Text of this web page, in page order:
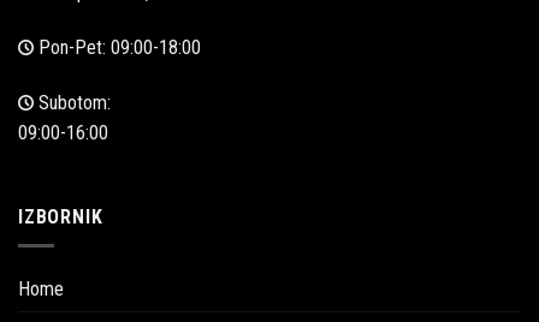
Pon-Pet: 09:00-18:00
Subotom:
09:00-16:00
IZBORNIK
Home